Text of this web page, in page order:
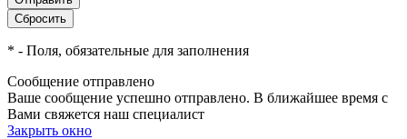
* - Поля, обязательные для заполнения
Сообщение отправлено
Ваше сообщение успешно отправлено. В ближайшее время с
Вами свяжется наш специалист
Закрыть окно